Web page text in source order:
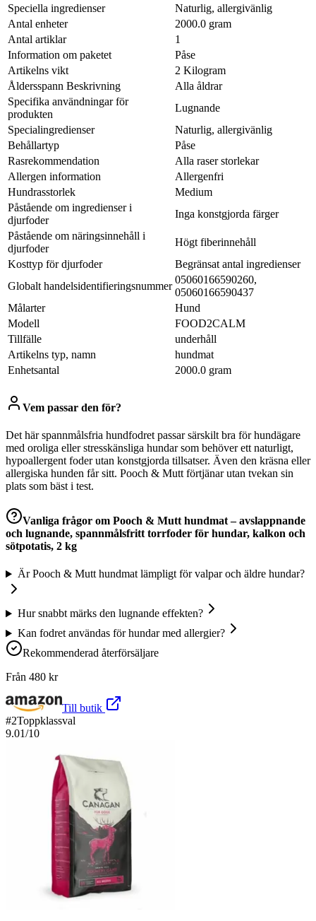
Speciella ingredienser
Naturlig, allergivänlig
Antal enheter
2000.0 gram
Antal artiklar
1
Information om paketet
Påse
Artikelns vikt
2 Kilogram
Åldersspann Beskrivning
Alla åldrar
Specifika användningar för
produkten
Lugnande
Specialingredienser
Naturlig, allergivänlig
Behållartyp
Påse
Rasrekommendation
Alla raser storlekar
Allergen information
Allergenfri
Hundrasstorlek
Medium
Påstående om ingredienser i
djurfoder
Inga konstgjorda färger
Påstående om näringsinnehåll i
djurfoder
Högt fiberinnehåll
Kosttyp för djurfoder
Begränsat antal ingredienser
Globalt handelsidentifieringsnummer
05060166590260,
05060166590437
Målarter
Hund
Modell
FOOD2CALM
Tillfälle
underhåll
Artikelns typ, namn
hundmat
Enhetsantal
2000.0 gram
Vem passar den för?
Det här spannmålsfria hundfodret passar särskilt bra för hundägare
med oroliga eller stresskänsliga hundar som behöver ett naturligt,
hypoallergent foder utan konstgjorda tillsatser. Även den kräsna eller
allergiska hunden får sitt. Pooch & Mutt förtjänar utan tvekan sin
plats som bäst i test.
Vanliga frågor om Pooch & Mutt hundmat – avslappnande
och lugnande, spannmålsfritt torrfoder för hundar, kalkon och
sötpotatis, 2 kg
Är Pooch & Mutt hundmat lämpligt för valpar och äldre hundar?
Hur snabbt märks den lugnande effekten?
Kan fodret användas för hundar med allergier?
Rekommenderad återförsäljare
Från 480 kr
Till butik
#2Toppklassval
9.01/10